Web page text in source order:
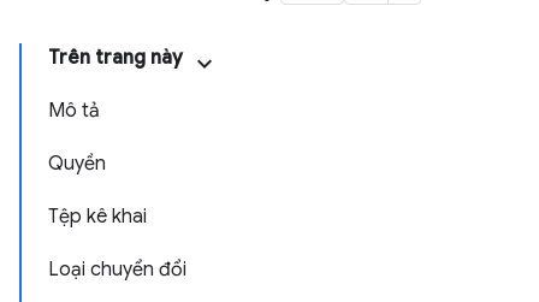
Trên trang này
Mô tả
Quyền
Tệp kê khai
Loại chuyển đổi